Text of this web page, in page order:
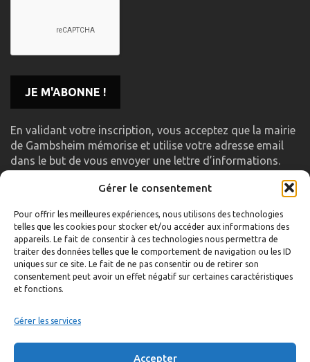
Gérer le consentement
Pour offrir les meilleures expériences, nous utilisons des technologies
telles que les cookies pour stocker et/ou accéder aux informations des
appareils. Le fait de consentir à ces technologies nous permettra de
traiter des données telles que le comportement de navigation ou les ID
uniques sur ce site. Le fait de ne pas consentir ou de retirer son
consentement peut avoir un effet négatif sur certaines caractéristiques
et fonctions.
Gérer les services
Accepter
En validant votre inscription, vous acceptez que la mairie
de Gambsheim mémorise et utilise votre adresse email
dans le but de vous envoyer une lettre d’informations.
LIENS UTILES
Accueil
Formulaire de contact
Gambs TV
Mentions légales